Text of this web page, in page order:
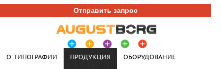
Отправить запрос
О ТИПОГРАФИИ ПРОДУКЦИЯ ОБОРУДОВАНИЕ